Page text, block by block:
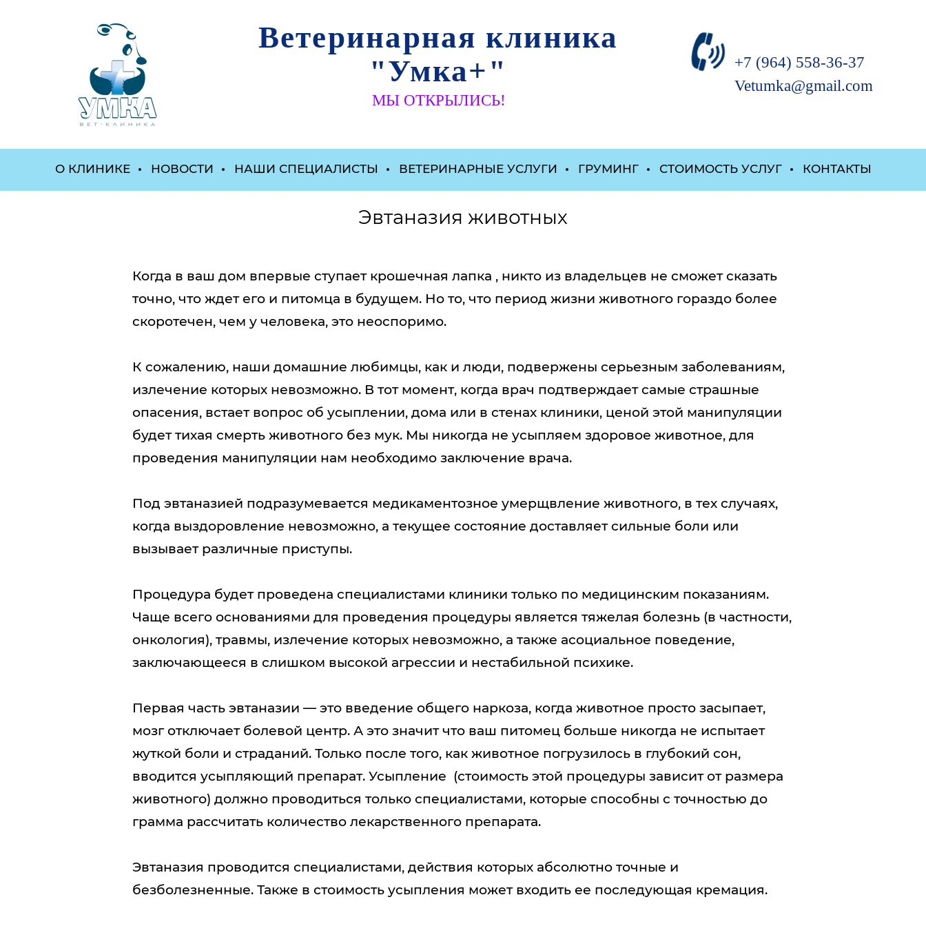
Ветеринарная клиника
"Умка+"
+7 (964) 558-36-37
Vetumka@gmail.com
МЫ ОТКРЫЛИСЬ!
О КЛИНИКЕ НОВОСТИ НАШИ СПЕЦИАЛИСТЫ ВЕТЕРИНАРНЫЕ УСЛУГИ ГРУМИНГ СТОИМОСТЬ УСЛУГ КОНТАКТЫ
Эвтаназия животных
Когда в ваш дом впервые ступает крошечная лапка , никто из владельцев не сможет сказать
точно, что ждет его и питомца в будущем. Но то, что период жизни животного гораздо более
скоротечен, чем у человека, это неоспоримо.
К сожалению, наши домашние любимцы, как и люди, подвержены серьезным заболеваниям,
излечение которых невозможно. В тот момент, когда врач подтверждает самые страшные
опасения, встает вопрос об усыплении, дома или в стенах клиники, ценой этой манипуляции
будет тихая смерть животного без мук. Мы никогда не усыпляем здоровое животное, для
проведения манипуляции нам необходимо заключение врача.
Под эвтаназией подразумевается медикаментозное умерщвление животного, в тех случаях,
когда выздоровление невозможно, а текущее состояние доставляет сильные боли или
вызывает различные приступы.
Процедура будет проведена специалистами клиники только по медицинским показаниям.
Чаще всего основаниями для проведения процедуры является тяжелая болезнь (в частности,
онкология), травмы, излечение которых невозможно, а также асоциальное поведение,
заключающееся в слишком высокой агрессии и нестабильной психике.
Первая часть эвтаназии — это введение общего наркоза, когда животное просто засыпает,
мозг отключает болевой центр. А это значит что ваш питомец больше никогда не испытает
жуткой боли и страданий. Только после того, как животное погрузилось в глубокий сон,
вводится усыпляющий препарат. Усыпление (стоимость этой процедуры зависит от размера
животного) должно проводиться только специалистами, которые способны с точностью до
грамма рассчитать количество лекарственного препарата.
Эвтаназия проводится специалистами, действия которых абсолютно точные и
безболезненные. Также в стоимость усыпления может входить ее последующая кремация.